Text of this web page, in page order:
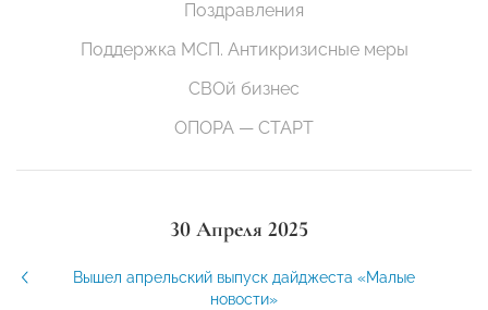
Поздравления
Поддержка МСП. Антикризисные меры
СВОй бизнес
ОПОРА — СТАРТ
30 Апреля 2025
Вышел апрельский выпуск дайджеста «Малые
новости»